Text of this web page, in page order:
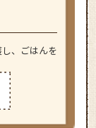
、ごはんを